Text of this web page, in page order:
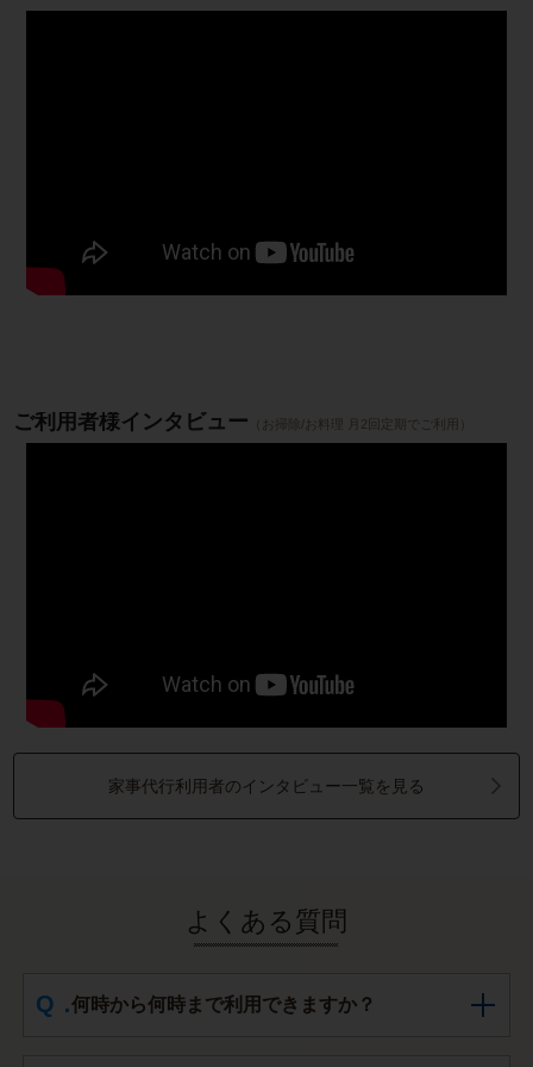
ご利用者様インタビュー （お掃除/お料理 月2回定期でご利用）
家事代行利用者のインタビュー一覧を見る
よくある質問
何時から何時まで利用できますか？